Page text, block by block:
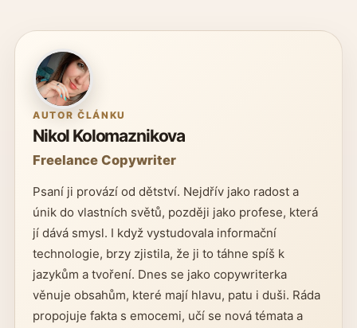
AUTOR ČLÁNKU
Nikol Kolomaznikova
Freelance Copywriter
Psaní ji provází od dětství. Nejdřív jako radost a
únik do vlastních světů, později jako profese, která
jí dává smysl. I když vystudovala informační
technologie, brzy zjistila, že ji to táhne spíš k
jazykům a tvoření. Dnes se jako copywriterka
věnuje obsahům, které mají hlavu, patu i duši. Ráda
propojuje fakta s emocemi, učí se nová témata a